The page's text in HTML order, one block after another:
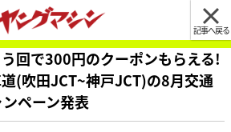
記事へ戻る
回で300円のクーポンもらえる!
(吹田JCT~神戸JCT)の8月交通
ペーン発表